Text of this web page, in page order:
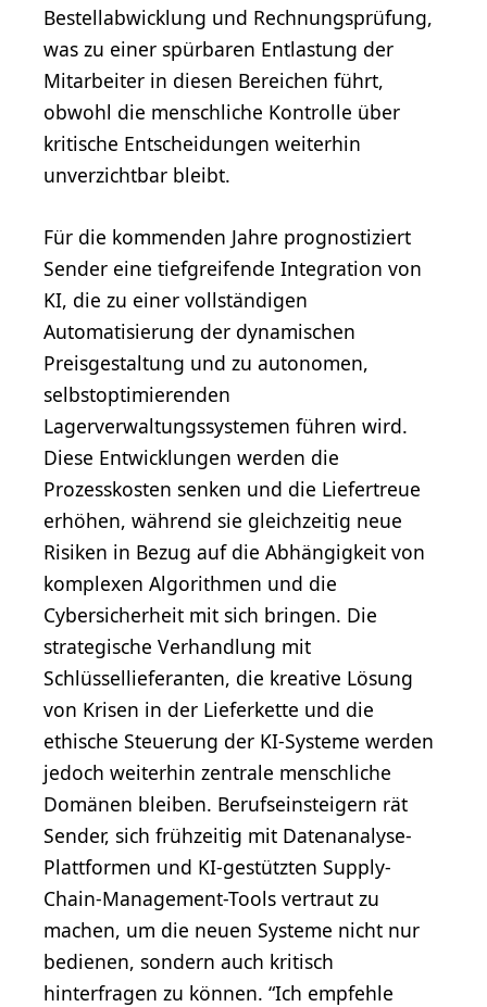
Bestellabwicklung und Rechnungsprüfung,
was zu einer spürbaren Entlastung der
Mitarbeiter in diesen Bereichen führt,
obwohl die menschliche Kontrolle über
kritische Entscheidungen weiterhin
unverzichtbar bleibt.
Für die kommenden Jahre prognostiziert
Sender eine tiefgreifende Integration von
KI, die zu einer vollständigen
Automatisierung der dynamischen
Preisgestaltung und zu autonomen,
selbstoptimierenden
Lagerverwaltungssystemen führen wird.
Diese Entwicklungen werden die
Prozesskosten senken und die Liefertreue
erhöhen, während sie gleichzeitig neue
Risiken in Bezug auf die Abhängigkeit von
komplexen Algorithmen und die
Cybersicherheit mit sich bringen. Die
strategische Verhandlung mit
Schlüssellieferanten, die kreative Lösung
von Krisen in der Lieferkette und die
ethische Steuerung der KI-Systeme werden
jedoch weiterhin zentrale menschliche
Domänen bleiben. Berufseinsteigern rät
Sender, sich frühzeitig mit Datenanalyse-
Plattformen und KI-gestützten Supply-
Chain-Management-Tools vertraut zu
machen, um die neuen Systeme nicht nur
bedienen, sondern auch kritisch
hinterfragen zu können. “Ich empfehle